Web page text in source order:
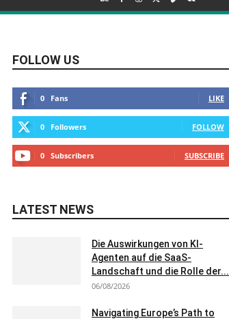
FOLLOW US
0 Fans LIKE
0 Followers FOLLOW
0 Subscribers SUBSCRIBE
LATEST NEWS
Die Auswirkungen von KI-
Agenten auf die SaaS-
Landschaft und die Rolle der...
06/08/2026
Navigating Europe’s Path to